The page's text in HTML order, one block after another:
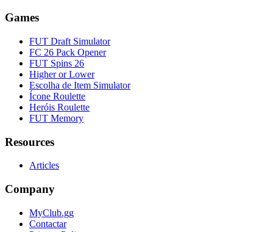
Games
FUT Draft Simulator
FC 26 Pack Opener
FUT Spins 26
Higher or Lower
Escolha de Item Simulator
Ícone Roulette
Heróis Roulette
FUT Memory
Resources
Articles
Company
MyClub.gg
Contactar